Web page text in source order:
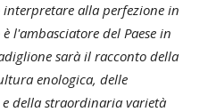
alla perfezione in
l'ambasciatore del Paese in
sarà il racconto della
enologica, delle
della straordinaria varietà